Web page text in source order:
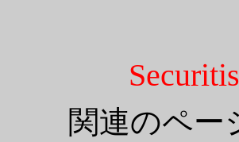
関連のペ